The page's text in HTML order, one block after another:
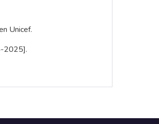
Unicef.
2025].